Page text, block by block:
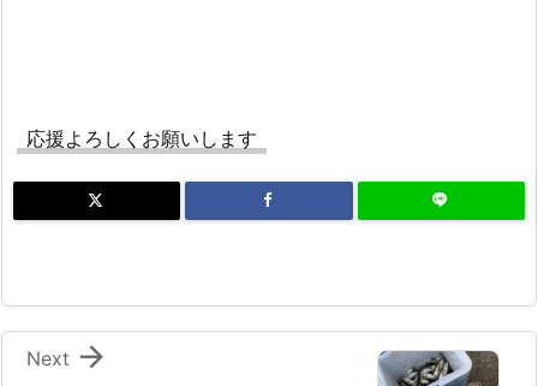
応援よろしくお願いします

Next